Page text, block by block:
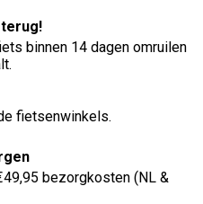
binnen 14 dagen omruilen
fietsenwinkels.
bezorgkosten (NL &